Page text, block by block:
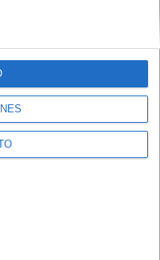
generales|Política
- Diego de León 47 - 28006
91 593 2767